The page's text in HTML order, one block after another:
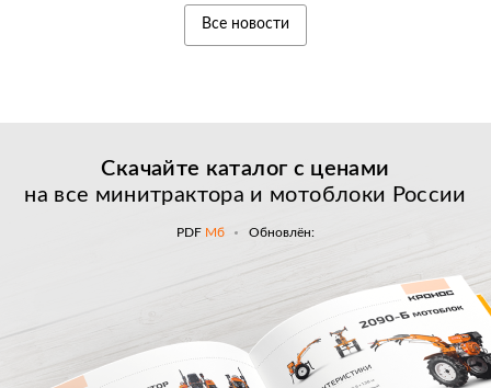
Все новости
Скачайте каталог с ценами
на все минитрактора и мотоблоки России
PDF Мб Обновлён: